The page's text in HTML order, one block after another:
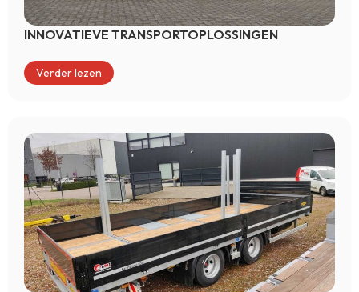
INNOVATIEVE TRANSPORTOPLOSSINGEN
Verder lezen